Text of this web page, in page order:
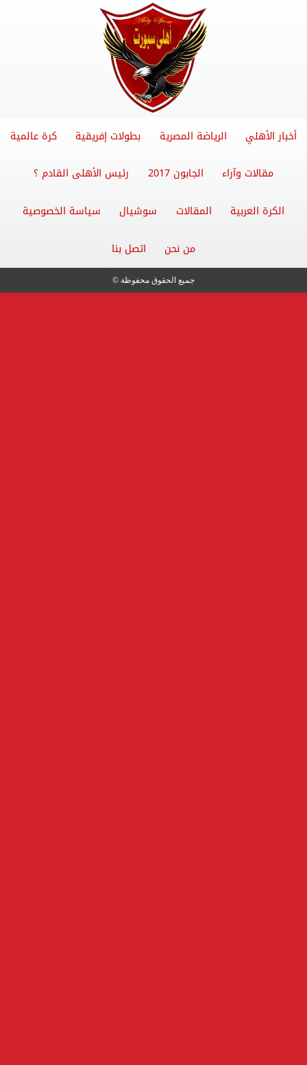
أخبار الأهلي الرياضة المصرية بطولات إفريقية كرة عالمية
مقالات وآراء الجابون 2017 رئيس الأهلى القادم ؟
الكرة العربية المقالات سوشيال سياسة الخصوصية
من نحن اتصل بنا
جميع الحقوق محفوظة ©